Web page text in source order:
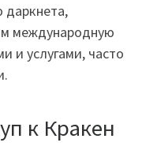
даркнета,
международную
и услугами, часто
к Кракен